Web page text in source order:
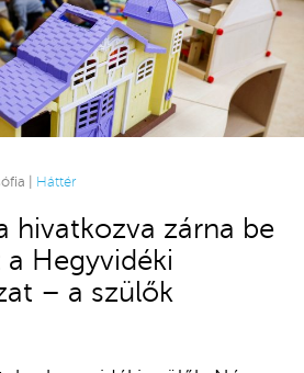
| Háttér
hivatkozva zárna be
Hegyvidéki
– a szülők